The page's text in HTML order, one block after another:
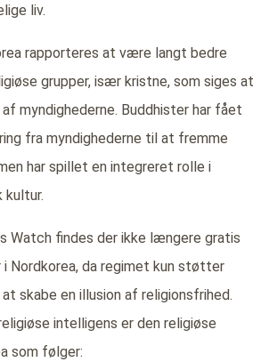
liv.
rapporteres at være langt bedre
grupper, især kristne, som siges at
myndighederne. Buddhister har fået
fra myndighederne til at fremme
har spillet en integreret rolle i
kultur.
Watch findes der ikke længere gratis
Nordkorea, da regimet kun støtter
skabe en illusion af religionsfrihed.
intelligens er den religiøse
som følger: